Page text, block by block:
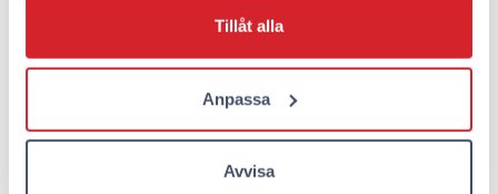
Tillåt alla
Anpassa
Avvisa
att göra en lista över alla sevärdheter och aktiviteter
som intresserar er. Bra förhandsplanering säkerställer
att det finns något roligt för alla.
Det är också viktigt att lämna utrymme för spontant
kul och pauser. Tammerfors centrum erbjuder
utmärkta förutsättningar både för aktiviteter och